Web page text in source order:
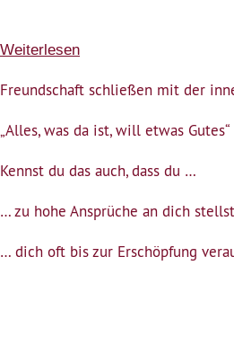
Weiterlesen
heute
bin
gut
Freundschaft schließen mit der
„Alles, was da ist, will etwas
Kennst du das auch, dass du …
… zu hohe Ansprüche an dich
… dich oft bis zur Erschöpfung